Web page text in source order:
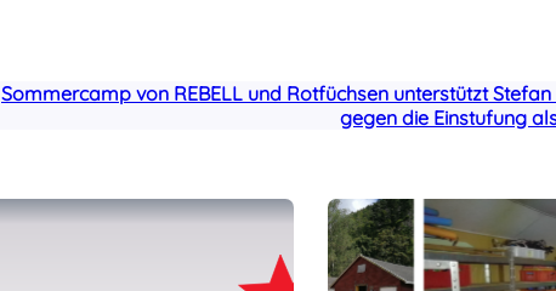
Sommercamp von REBELL und Rotfüchsen unterstützt
gegen die Einstufung